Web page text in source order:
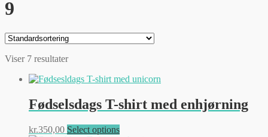
9
Viser 7 resultater
Fødselsdags T-shirt med enhjørning
kr.350,00 Select optionsDette